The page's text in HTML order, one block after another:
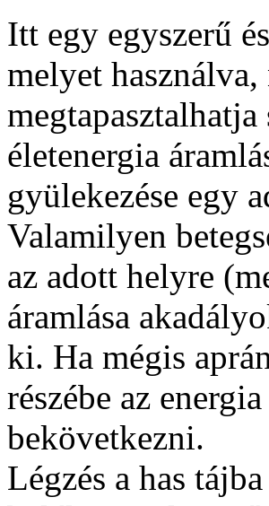
Itt egy egyszerű
melyet
életenergia
gyülekezése egy
Valamilyen
az adott helyre
áramlása
ki. Ha mégis
részébe az
bekövetkezni.
Légzés a has